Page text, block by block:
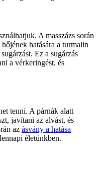
A masszázs során
hatására a turmalin
Ez a sugárzás
a vérkeringést, és
tenni. A párnák alatt
javítani az alvást, és
az ásvány a hatása
életünkben.